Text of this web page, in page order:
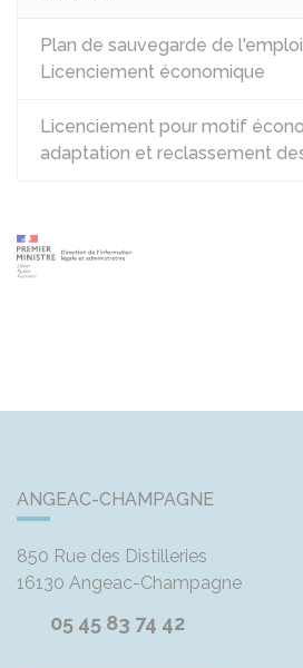
Plan de sauvegarde de
Licenciement économique
Licenciement pour motif
adaptation et reclassement
ANGEAC-CHAMPAGNE
850 Rue des Distilleries
16130 Angeac-Champagne
05 45 83 74 42